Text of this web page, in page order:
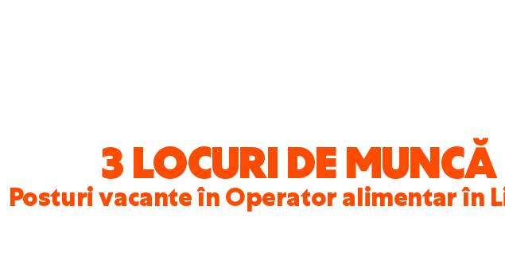
3 LOCURI DE MUNCĂ
Posturi vacante în Operator alimentar în